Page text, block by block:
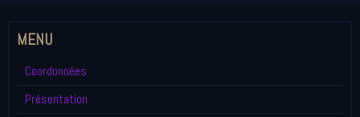
MENU
Coordonnées
Présentation